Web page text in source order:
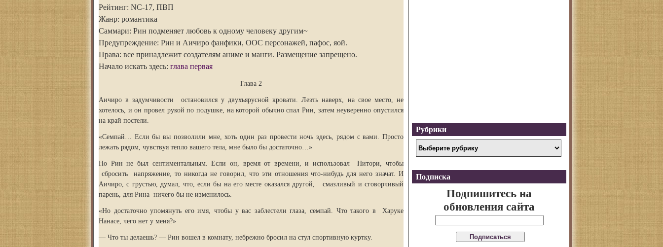
Рейтинг: NC-17, ПВП
Жанр: романтика
Саммари: Рин подменяет любовь к одному человеку другим~
Предупреждение: Рин и Аичиро фанфики, ООС персонажей, пафос, яой.
Права: все принадлежит создателям аниме и манги. Размещение запрещено.
Начало искать здесь: глава первая
Глава 2
Аичиро в задумчивости остановился у двухъярусной кровати. Лезть наверх, на свое место, не
хотелось, и он провел рукой по подушке, на которой обычно спал Рин, затем неуверенно опустился
на край постели.
«Семпай… Если бы вы позволили мне, хоть один раз провести ночь здесь, рядом с вами. Просто
лежать рядом, чувствуя тепло вашего тела, мне было бы достаточно…»
Но Рин не был сентиментальным. Если он, время от времени, и использовал Нитори, чтобы
сбросить напряжение, то никогда не говорил, что эти отношения что-нибудь для него значат. И
Аичиро, с грустью, думал, что, если бы на его месте оказался другой, смазливый и сговорчивый
парень, для Рина ничего бы не изменилось.
«Но достаточно упомянуть его имя, чтобы у вас заблестели глаза, семпай. Что такого в Харуке
Нанасе, чего нет у меня?»
— Что ты делаешь? — Рин вошел в комнату, небрежно бросил на стул спортивную куртку.
Рубрики
Подписка
Подпишитесь на
обновления сайта